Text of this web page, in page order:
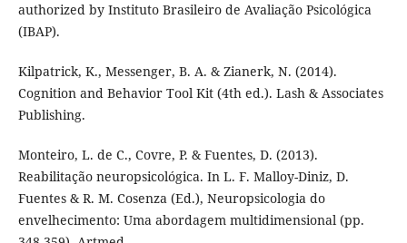
authorized by Instituto Brasileiro de Avaliação Psicológica
(IBAP).
Kilpatrick, K., Messenger, B. A. & Zianerk, N. (2014).
Cognition and Behavior Tool Kit (4th ed.). Lash & Associates
Publishing.
Monteiro, L. de C., Covre, P. & Fuentes, D. (2013).
Reabilitação neuropsicológica. In L. F. Malloy-Diniz, D.
Fuentes & R. M. Cosenza (Ed.), Neuropsicologia do
envelhecimento: Uma abordagem multidimensional (pp.